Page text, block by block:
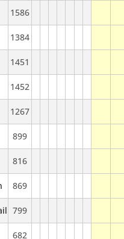
1586
1384
1451
1452
1267
899
816
869
799
682